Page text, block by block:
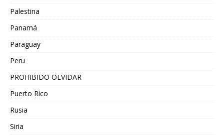
Palestina
Panamá
Paraguay
Peru
PROHIBIDO OLVIDAR
Puerto Rico
Rusia
Siria